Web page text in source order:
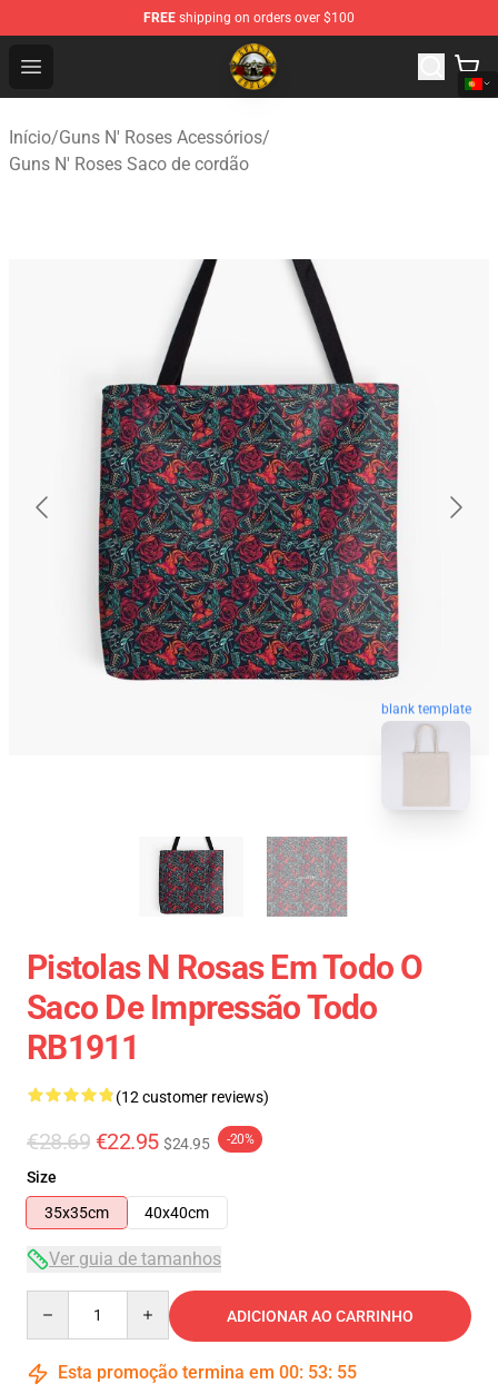
FREE shipping on orders over $100
Open menu
Guns N' Roses Store - Official Guns N' Roses
Início/Guns N' Roses Acessórios/
Guns N' Roses Saco de cordão
blank template
Pistolas N Rosas Em Todo O
Saco De Impressão Todo
RB1911
(12 customer reviews)
€28.69 €22.95 $24.95 -20%
Size
35x35cm
40x40cm
Ver guia de tamanhos
ADICIONAR AO CARRINHO
Esta promoção termina em 00: 53: 54